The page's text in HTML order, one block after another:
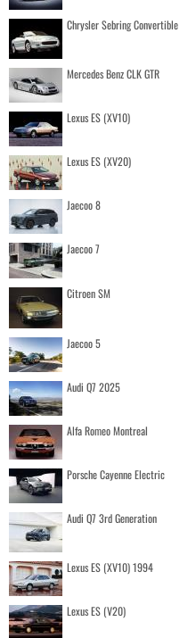
Chrysler Sebring Convertible
Mercedes Benz CLK GTR
Lexus ES (XV10)
Lexus ES (XV20)
Jaecoo 8
Jaecoo 7
Citroen SM
Jaecoo 5
Audi Q7 2025
Alfa Romeo Montreal
Porsche Cayenne Electric
Audi Q7 3rd Generation
Lexus ES (XV10) 1994
Lexus ES (V20)